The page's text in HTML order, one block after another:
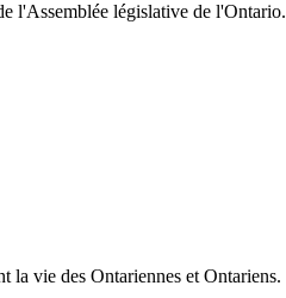
l'Assemblée législative de l'Ontario.
la vie des Ontariennes et Ontariens.